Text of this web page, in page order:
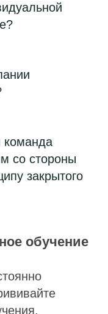
команда
со стороны
закрытого
обучение